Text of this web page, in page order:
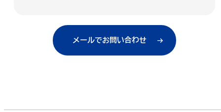
メールでお問い合わせ